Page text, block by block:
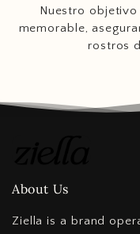
Nuestro objetivo
memorable,
rostros
About Us
Ziella is a brand